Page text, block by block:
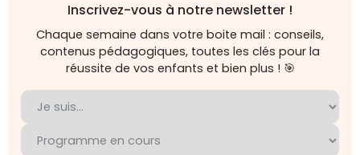
Inscrivez-vous à notre newsletter !
Chaque semaine dans votre boite mail : conseils,
contenus pédagogiques, toutes les clés pour la
réussite de vos enfants et bien plus ! 🎯